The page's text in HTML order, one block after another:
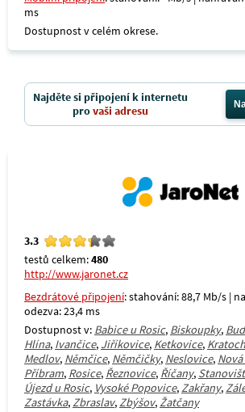
ms
Dostupnost v celém okrese.
Najděte si připojení k internetu
provaši adresu
3.3
testů celkem:480
http://www.jaronet.cz
Bezdrátové připojení: stahování: 88,7 Mb/s |
odezva: 23,4 ms
Dostupnost v: Babice u Rosic, Biskoupky,
Hlína, Ivančice, Jiříkovice, Ketkovice,
Medlov, Němčice, Němčičky, Neslovice, Nová
Příbram, Rosice, Řeznovice, Říčany,
Újezd u Rosic, Vysoké Popovice,Zakřany,
Zastávka,Zbraslav,Zbýšov,Žatčany